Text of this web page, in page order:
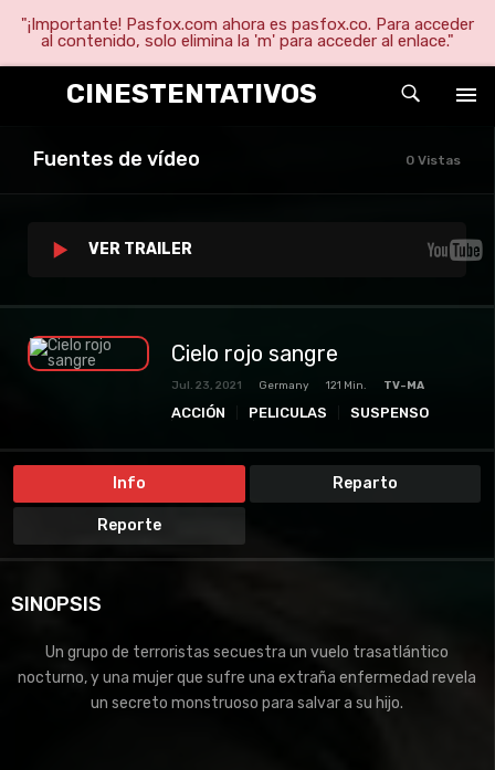
"¡Importante! Pasfox.com ahora es pasfox.co. Para acceder
al contenido, solo elimina la 'm' para acceder al enlace."
CINESTENTATIVOS
Fuentes de vídeo 0 Vistas
VER TRAILER
Cielo rojo sangre
Jul. 23, 2021 Germany 121 Min. TV-MA
ACCIÓN PELICULAS
SUSPENSO
Info Reparto
Reporte
SINOPSIS
Un grupo de terroristas secuestra un vuelo trasatlántico
nocturno, y una mujer que sufre una extraña enfermedad revela
un secreto monstruoso para salvar a su hijo.